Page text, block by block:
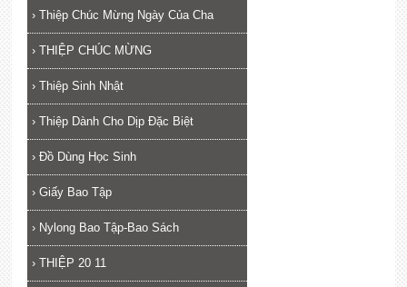
› Thiệp Chúc Mừng Ngày Của Cha
› THIỆP CHÚC MỪNG
› Thiệp Sinh Nhật
› Thiệp Dành Cho Dịp Đặc Biệt
› Đồ Dùng Học Sinh
› Giấy Bao Tập
› Nylong Bao Tập-Bao Sách
› THIỆP 20 11